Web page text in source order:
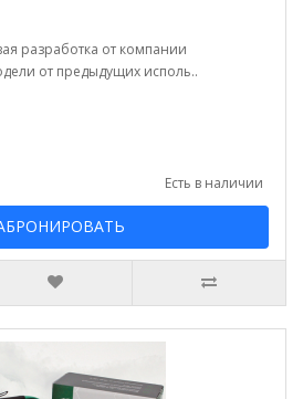
разработка от компании
от предыдущих исполь..
Есть в наличии